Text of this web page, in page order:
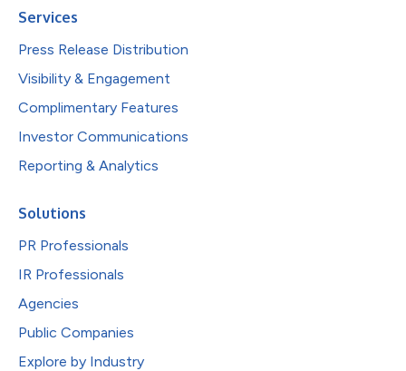
Services
Press Release Distribution
Visibility & Engagement
Complimentary Features
Investor Communications
Reporting & Analytics
Solutions
PR Professionals
IR Professionals
Agencies
Public Companies
Explore by Industry